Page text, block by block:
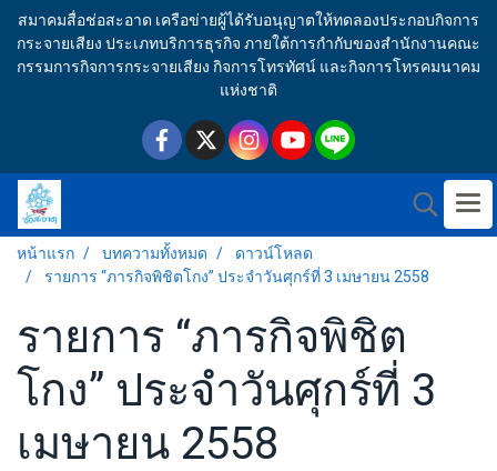
สมาคมสื่อช่อสะอาด เครือข่ายผู้ได้รับอนุญาตให้ทดลองประกอบกิจการ
กระจายเสียง ประเภทบริการธุรกิจ ภายใต้การกำกับของสำนักงานคณะ
กรรมการกิจการกระจายเสียง กิจการโทรทัศน์ และกิจการโทรคมนาคม
แห่งชาติ
หน้าแรก บทความทั้งหมด
ดาวน์โหลด
รายการ “ภารกิจพิชิตโกง” ประจำวันศุกร์ที่ 3 เมษายน 2558
รายการ “ภารกิจพิชิต
โกง” ประจำวันศุกร์ที่ 3
เมษายน 2558